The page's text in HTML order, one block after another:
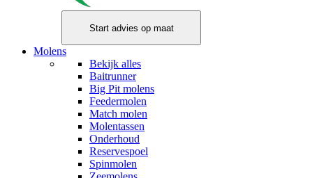
Molens
Bekijk alles
Baitrunner
Big Pit molens
Feedermolen
Match molen
Molentassen
Onderhoud
Reservespoel
Spinmolen